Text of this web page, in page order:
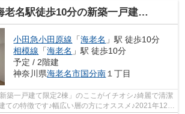
老名駅徒歩10分の新築一戸建て限定2棟
小田急小田原線 「海老名 」駅 徒歩10分
相模線 「海老名 」駅 徒歩10分
予定 / 2階建
神奈川県海老名市国分南 １丁目
築一戸建て限定2棟」のここがイチオシ♪綺麗で清潔
ての特徴です♪幅広い層の方にオススメ♪2021年12月